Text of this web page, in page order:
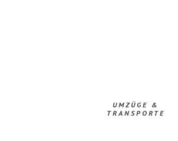
UMZÜGE &
TRANSPORTE